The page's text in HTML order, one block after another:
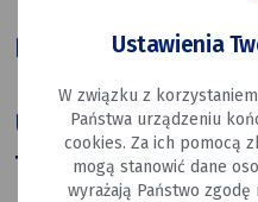
Kontakt
Urząd Miasta
teleadresowe
Ustawienia
W związku z
Państwa urządzeniu
cookies. Za ich pomocą
mogą stanowić dane
wyrażają Państwo